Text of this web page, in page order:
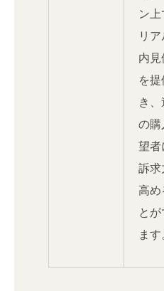
ン
リ
内
を
き
の購
望者
訴求
高め
とが
ます。